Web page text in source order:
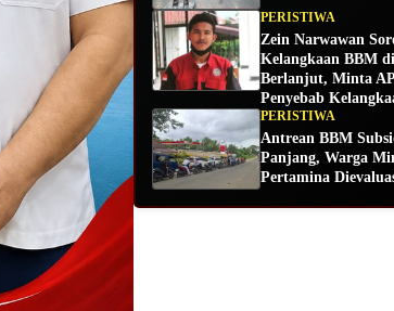
PERISTIWA
Zein Narwawan
Kelangkaan BBM
Berlanjut, Minta
Penyebab
PERISTIWA
Antrean BBM
Panjang, Warga
Pertamina